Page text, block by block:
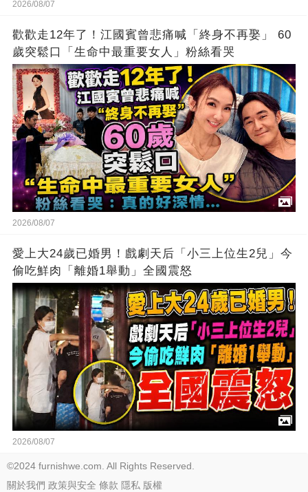
2026/08/07
歡歡走12年了！江國賓曾悲痛喊「終身不再娶」 60
歲突鬆口「生命中最重要女人」粉絲看哭
2026/08/07
愛上大24歲已婚男！戲劇天后「小三上位生2兒」今
偷吃鮮肉「離婚1舉動」全國震怒
2026/08/07
©2024 furnishwe.com. All Rights Reserved.
關於我們 政策與安全 條款 隱私 版權